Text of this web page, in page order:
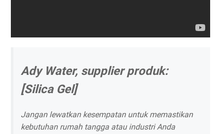
Ady Water, supplier produk:
[Silica Gel]
Jangan lewatkan kesempatan untuk memastikan
kebutuhan rumah tangga atau industri Anda